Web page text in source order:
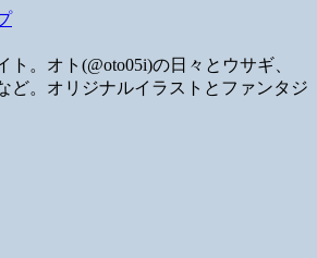
。オト(@oto05i)の日々とウサギ、
ど。オリジナルイラストとファンタジ